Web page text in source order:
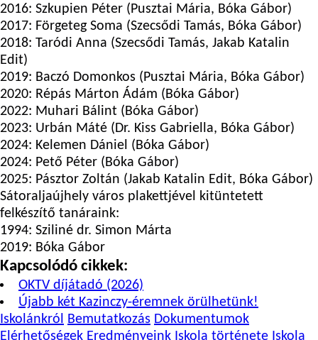
2016: Szkupien Péter (Pusztai Mária, Bóka Gábor)
2017: Förgeteg Soma (Szecsődi Tamás, Bóka Gábor)
2018: Taródi Anna (Szecsődi Tamás, Jakab Katalin
Edit)
2019: Baczó Domonkos (Pusztai Mária, Bóka Gábor)
2020: Répás Márton Ádám (Bóka Gábor)
2022: Muhari Bálint (Bóka Gábor)
2023: Urbán Máté (Dr. Kiss Gabriella, Bóka Gábor)
2024: Kelemen Dániel (Bóka Gábor)
2024: Pető Péter (Bóka Gábor)
2025: Pásztor Zoltán (Jakab Katalin Edit, Bóka Gábor)
Sátoraljaújhely város plakettjével kitüntetett
felkészítő tanáraink:
1994: Sziliné dr. Simon Márta
2019: Bóka Gábor
Kapcsolódó cikkek:
OKTV díjátadó (2026)
Újabb két Kazinczy-éremnek örülhetünk!
Iskolánkról Bemutatkozás Dokumentumok
Elérhetőségek Eredményeink Iskola története Iskola